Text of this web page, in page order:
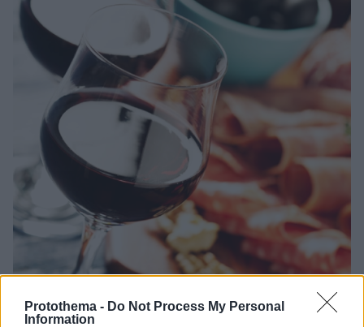
Protothema - Do Not Process My Personal
Information